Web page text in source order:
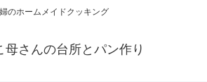
のホームメイドクッキング
母さんの台所とパン作り